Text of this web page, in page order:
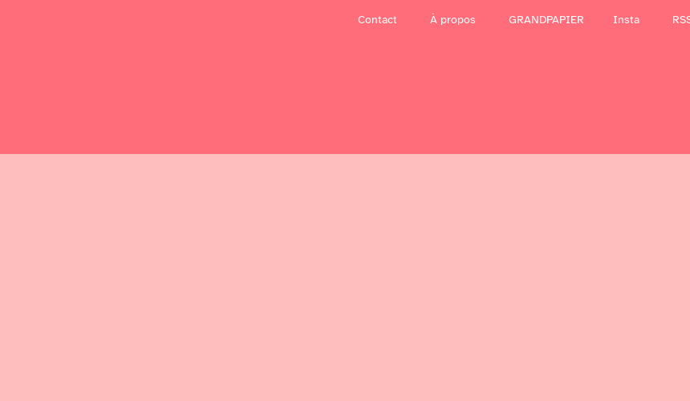
Contact À propos GRANDPAPIER Insta